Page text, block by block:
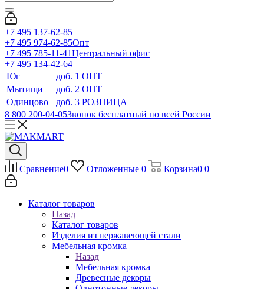
+7 495 137-62-85
+7 495 974-62-85Опт
+7 495 785-11-41Центральный офис
+7 495 134-42-64
Юг
доб. 1 ОПТ
Мытищи
доб. 2 ОПТ
Одинцово
доб. 3 РОЗНИЦА
8 800 200-04-05Звонок бесплатный по всей России
Сравнение0 Отложенные 0 Корзина0 0
Каталог товаров
Назад
Каталог товаров
Изделия из нержавеющей стали
Мебельная кромка
Назад
Мебельная кромка
Древесные декоры